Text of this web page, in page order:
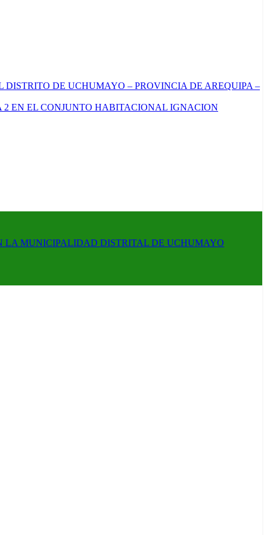
DISTRITO DE UCHUMAYO – PROVINCIA DE AREQUIPA –
EN EL CONJUNTO HABITACIONAL IGNACION
LA MUNICIPALIDAD DISTRITAL DE UCHUMAYO